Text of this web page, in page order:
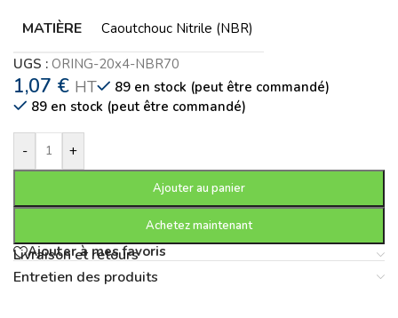
MATIÈRE
Caoutchouc Nitrile (NBR)
UGS : ORING-20x4-NBR70
1,07 € HT
89 en stock (peut être commandé)
89 en stock (peut être commandé)
- +
Ajouter au panier
Achetez maintenant
Ajouter à mes favoris
Livraison et retours
Entretien des produits